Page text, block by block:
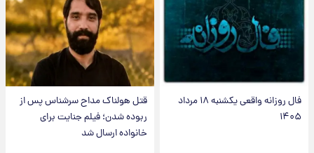
فال روزانه واقعی یکشنبه ۱۸ مرداد
۱۴۰۵
قتل هولناک مداح سرشناس پس از
ربوده شدن؛ فیلم جنایت برای
خانواده ارسال شد